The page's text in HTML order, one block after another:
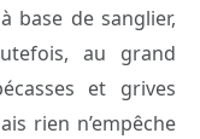
base de sanglier,
au grand
et grives
rien n’empêche